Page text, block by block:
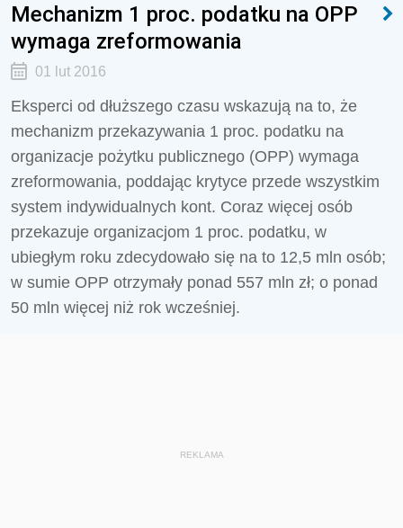
Mechanizm 1 proc. podatku na OPP
wymaga zreformowania
01 lut 2016
Eksperci od dłuższego czasu wskazują na to, że
mechanizm przekazywania 1 proc. podatku na
organizacje pożytku publicznego (OPP) wymaga
zreformowania, poddając krytyce przede wszystkim
system indywidualnych kont. Coraz więcej osób
przekazuje organizacjom 1 proc. podatku, w
ubiegłym roku zdecydowało się na to 12,5 mln osób;
w sumie OPP otrzymały ponad 557 mln zł; o ponad
50 mln więcej niż rok wcześniej.
REKLAMA